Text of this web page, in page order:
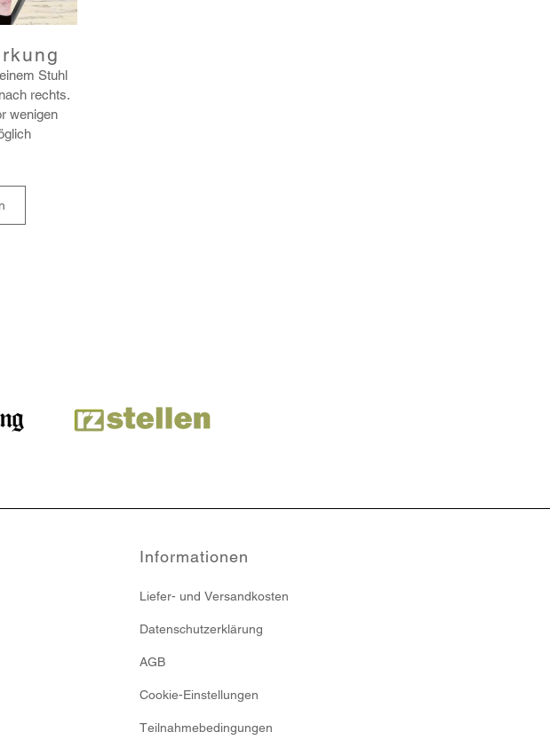
Stuhl
rechts.
wenigen
Informationen
Liefer- und Versandkosten
Datenschutzerklärung
AGB
Cookie-Einstellungen
Teilnahmebedingungen